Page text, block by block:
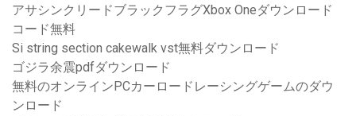
アサシンクリードブラックフラグXbox Oneダウンロード
コード無料
Si string section cakewalk vst無料ダウンロード
ゴジラ余震pdfダウンロード
無料のオンラインPCカーロードレーシングゲームのダウ
ンロード